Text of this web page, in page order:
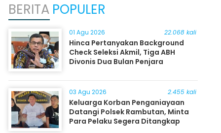
BERITA POPULER
01 Agu 2026 22.068 kali
Hinca Pertanyakan Background
Check Seleksi Akmil, Tiga ABH
Divonis Dua Bulan Penjara
03 Agu 2026 2.455 kali
Keluarga Korban Penganiayaan
Datangi Polsek Rambutan, Minta
Para Pelaku Segera Ditangkap